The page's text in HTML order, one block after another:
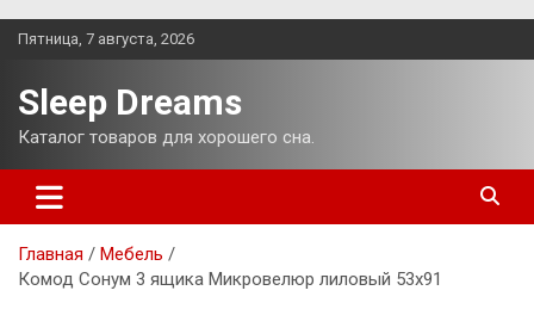
Перейти
Пятница, 7 августа, 2026
Sleep Dreams
Каталог товаров для хорошего сна.
Главная
Мебель
Комод Сонум 3 ящика Микровелюр лиловый 53х91